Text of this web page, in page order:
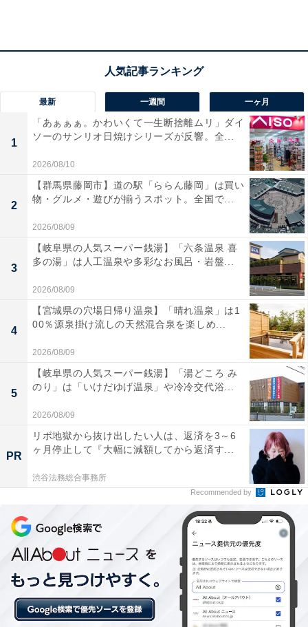
スウェットのボディには、アメリカの大学のロゴスウェ
ェットを使用しています。
青山学院大学デザイン
大学の略称「AGU」をイメージカラーのグリーンでロゴ
仕様にデザインしたスウェットや、学内で使用されてい
るモチーフ、キャラクターをワッペン風にプリントした
スウェットが登場。
最新 一週間 一ヶ月
1
「あぁぁぁ。かわいくて一生断捨離ムリ」ダイ
ソーのサンリオ日焼けシリーズが反響。全...
2026/08/10
2
【群馬県藤岡市】道の駅「ららん藤岡」は買い
物・グルメ・遊びが揃うスポット。全国で...
2026/08/09
3
【岐阜県の人気スーパー銭湯】「六条温泉 喜
多の湯」は人工温泉や多彩なお風呂・岩盤...
2026/08/09
4
【宮城県の穴場日帰り温泉】「晴れ温泉」は1
00％源泉掛け流しの天然混合泉を楽しめ...
2026/08/09
5
【岐阜県の人気スーパー銭湯】「湯どころ み
のり」は「いけだゆげ温泉」や冷冷交代浴...
2026/08/09
PR
リボ地獄から抜け出したい人は、返済を3～6
ヶ月停止して『大幅に減額してから返済す...
渋谷法務総合事務所
Recommended by